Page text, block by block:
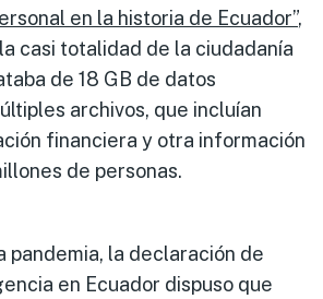
en la historia de Ecuador”,
casi totalidad de la ciudadanía
de 18 GB de datos
archivos, que incluían
financiera y otra información
de personas.
pandemia, la declaración de
en Ecuador dispuso que